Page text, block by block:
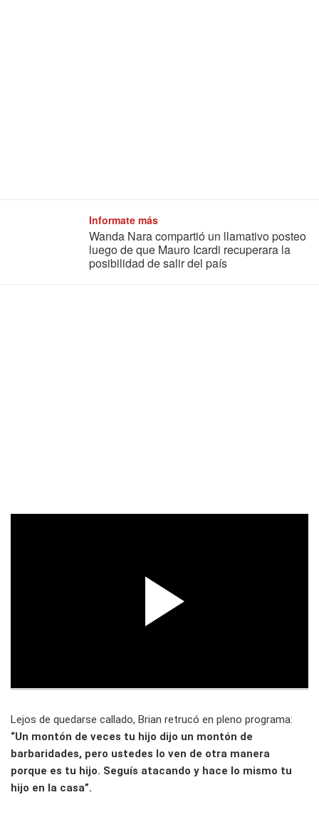
Informate más
Wanda Nara compartió un llamativo posteo
luego de que Mauro Icardi recuperara la
posibilidad de salir del país
Lejos de quedarse callado, Brian retrucó en pleno programa:
“Un montón de veces tu hijo dijo un montón de
barbaridades, pero ustedes lo ven de otra manera
porque es tu hijo. Seguís atacando y hace lo mismo tu
hijo en la casa”.